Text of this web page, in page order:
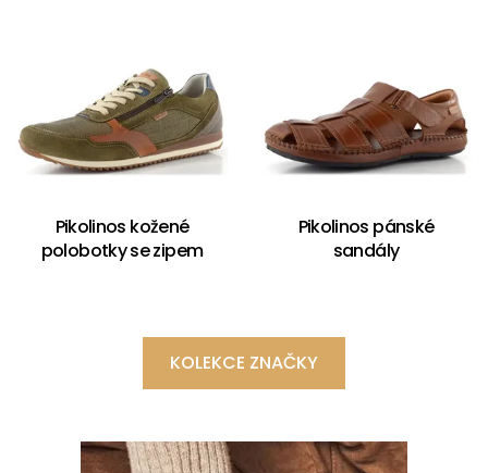
Pikolinos kožené
polobotky se zipem
Pikolinos pánské
sandály
KOLEKCE ZNAČKY